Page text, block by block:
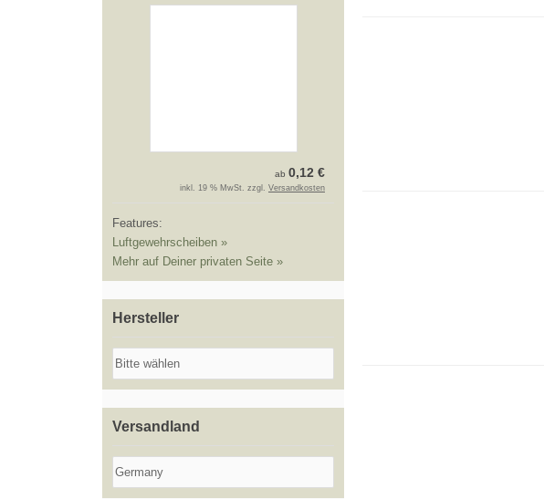
ab 0,12 €
inkl. 19 % MwSt. zzgl. Versandkosten
Features:
Luftgewehrscheiben »
Mehr auf Deiner privaten Seite »
Hersteller
Versandland